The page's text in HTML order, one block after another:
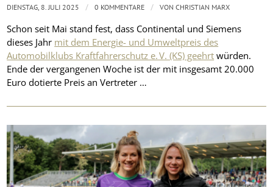
Schon seit Mai stand fest, dass Continental und Siemens
dieses Jahr mit dem Energie- und Umweltpreis des
Automobilklubs Kraftfahrerschutz e. V. (KS) geehrt würden.
Ende der vergangenen Woche ist der mit insgesamt 20.000
Euro dotierte Preis an Vertreter …
DIENSTAG, 8. JULI 2025 / 0 KOMMENTARE / VONCHRISTIAN MARX